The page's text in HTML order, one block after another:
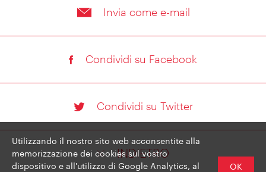
Invia come e-mail
Condividi su Facebook
Condividi su Twitter
INDIETRO
Utilizzando il nostro sito web acconsentite alla
memorizzazione dei cookies sul vostro
dispositivo e all'utilizzo di Google Analytics, al
OK